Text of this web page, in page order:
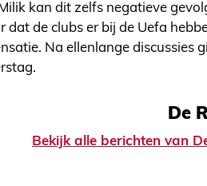
kan dit zelfs negatieve
dat de clubs er bij de Uefa
Na ellenlange discussies
De
Bekijk alle berichten van